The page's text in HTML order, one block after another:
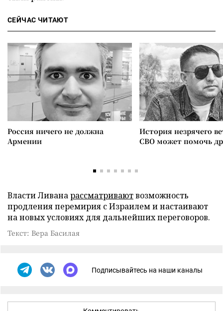
СЕЙЧАС ЧИТАЮТ
Россия ничего не должна
Армении
История незрячего
СВО может помочь
Власти Ливанарассматриваютвозможность
продления перемирия с Израилем и настаивают
на новых условиях для дальнейших переговоров.
Текст: Вера Басилая
Подписывайтесь на наши каналы